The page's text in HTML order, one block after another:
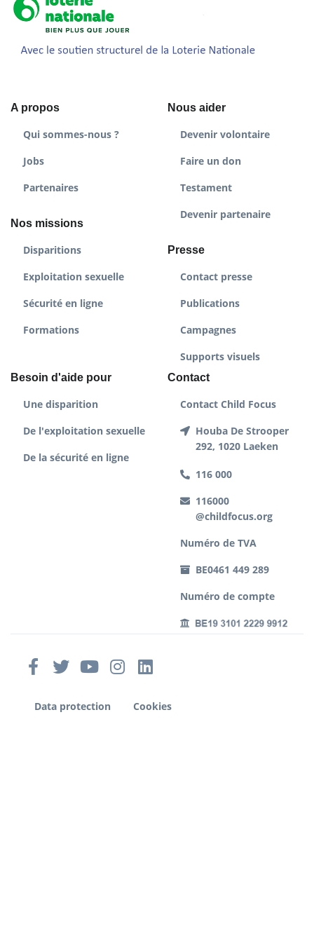
A propos
Qui sommes-nous ?
Jobs
Partenaires
Nos missions
Disparitions
Exploitation sexuelle
Sécurité en ligne
Formations
Nous aider
Devenir volontaire
Faire un don
Testament
Devenir partenaire
Presse
Contact presse
Publications
Campagnes
Supports visuels
Besoin d'aide pour
Une disparition
De l'exploitation sexuelle
De la sécurité en ligne
Contact
Contact Child Focus
Houba De Strooper
292, 1020 Laeken
116 000
116000
@childfocus.org
Numéro de TVA
BE0461 449 289
Numéro de compte
Data protection Cookies